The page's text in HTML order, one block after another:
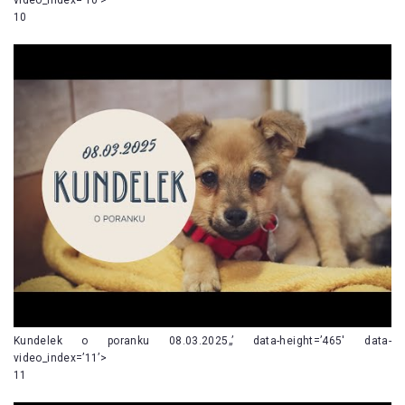
10
Kundelek o poranku 08.03.2025„’ data-height=’465′ data-
video_index=’11’>
11